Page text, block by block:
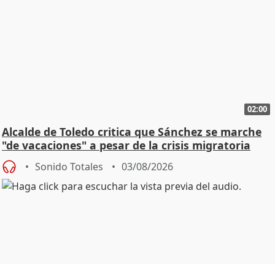
02:00
Alcalde de Toledo critica que Sánchez se marche
"de vacaciones" a pesar de la crisis migratoria
Sonido Totales 03/08/2026